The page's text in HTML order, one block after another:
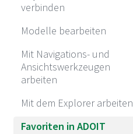
verbinden
Modelle bearbeiten
Mit Navigations- und
Ansichtswerkzeugen
arbeiten
Mit dem Explorer arbeiten
Favoriten in ADOIT